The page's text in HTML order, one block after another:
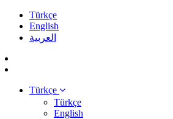
Türkçe
English
العربية
Türkçe
Türkçe
English